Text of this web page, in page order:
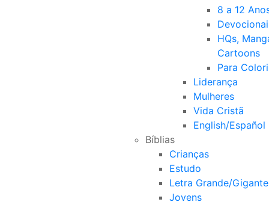
8 a 12
HQs,
Cartoons
Para
Liderança
Mulheres
Vida Cristã
English/Español
Bíblias
Crianças
Estudo
Letra Grande/Gigante
Jovens